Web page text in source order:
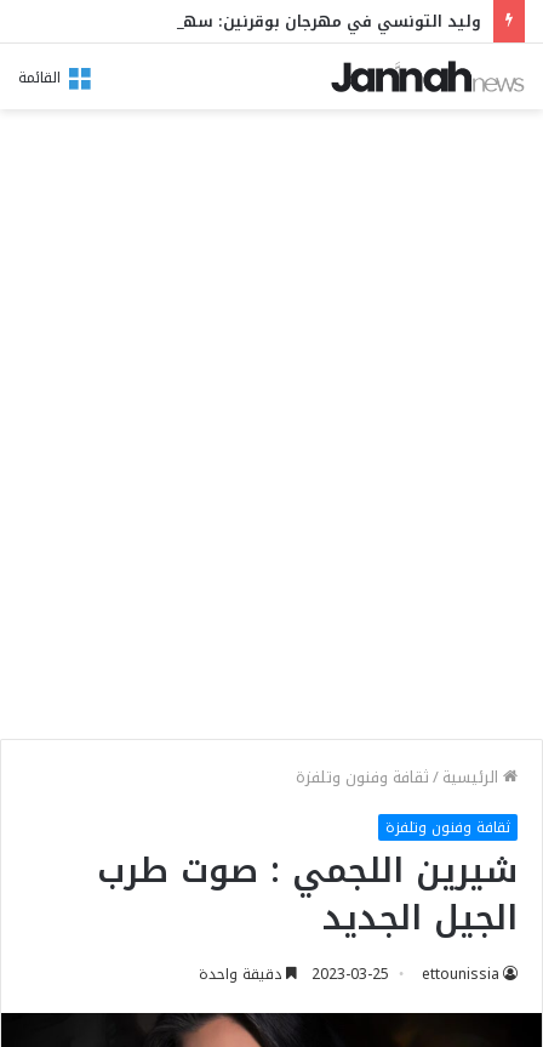
القائمة
الرئيسية/ثقافة وفنون وتلفزة
ثقافة وفنون وتلفزة
شيرين اللجمي : صوت طرب
الجيل الجديد
ettounissia
2023-03-25 دقيقة واحدة